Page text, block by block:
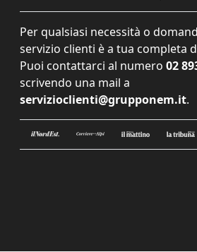
Per qualsiasi necessità o
servizio clienti è a tua completa
Puoi contattarci al numero 02
scrivendo una mail a
servizioclienti@grupponem.it.